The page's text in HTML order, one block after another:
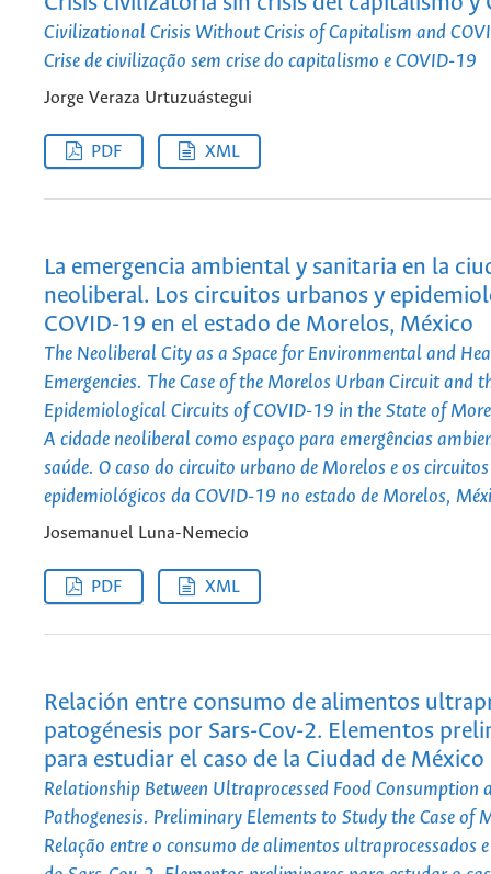
Civilizational Crisis Without Crisis of Capitalism and
Crise de civilização sem crise do capitalismo e COVID-19
Jorge Veraza Urtuzuástegui
PDF XML
La emergencia ambiental y sanitaria en la
neoliberal. Los circuitos urbanos y
COVID-19 en el estado de Morelos, México
The Neoliberal City as a Space for Environmental and
Emergencies. The Case of the Morelos Urban Circuit and
Epidemiological Circuits of COVID-19 in the State of
A cidade neoliberal como espaço para emergências
saúde. O caso do circuito urbano de Morelos e os circuitos
epidemiológicos da COVID-19 no estado de Morelos,
Josemanuel Luna-Nemecio
PDF XML
Relación entre consumo de alimentos
patogénesis por Sars-Cov-2. Elementos
para estudiar el caso de la Ciudad de México
Relationship Between Ultraprocessed Food Consumption
Pathogenesis. Preliminary Elements to Study the Case of
Relação entre o consumo de alimentos ultraprocessados